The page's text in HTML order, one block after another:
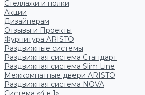
Стеллажи и полки
Акции
Дизайнерам
Отзывы и Проекты
Фурнитура ARISTO
Раздвижные системы
Раздвижная система Стандарт
Раздвижная система Slim Line
Межкомнатные двери ARISTO
Раздвижная система NOVA